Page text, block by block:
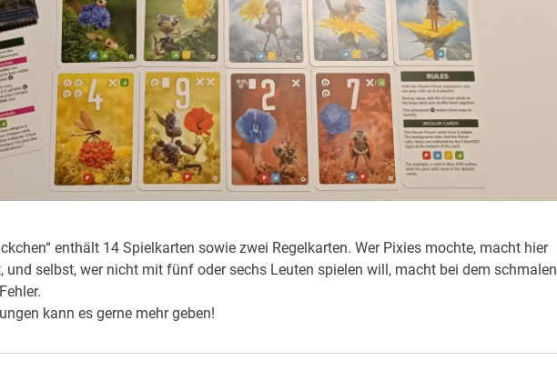
enthält 14 Spielkarten sowie zwei Regelkarten. Wer Pixies mochte, macht hier
und selbst, wer nicht mit fünf oder sechs Leuten spielen will, macht bei dem schmalen
kann es gerne mehr geben!